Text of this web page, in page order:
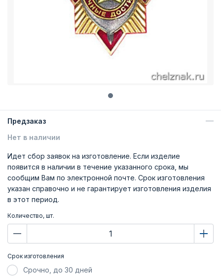
Предзаказ
Нет в наличии
Идет сбор заявок на изготовление. Если изделие
появится в наличии в течение указанного срока, мы
сообщим Вам по электронной почте. Срок изготовления
указан справочно и не гарантирует изготовления изделия
в этот период.
Количество, шт.
Срок изготовления
Срочно, до 30 дней